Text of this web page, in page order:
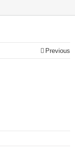
Previous